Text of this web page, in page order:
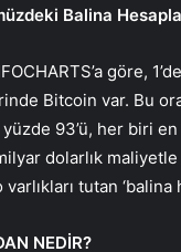
Balina
göre,
Bitcoin var. Bu
yüzde 93’ü, her biri
dolarlık maliyetle
tutan ‘balina
NEDİR?